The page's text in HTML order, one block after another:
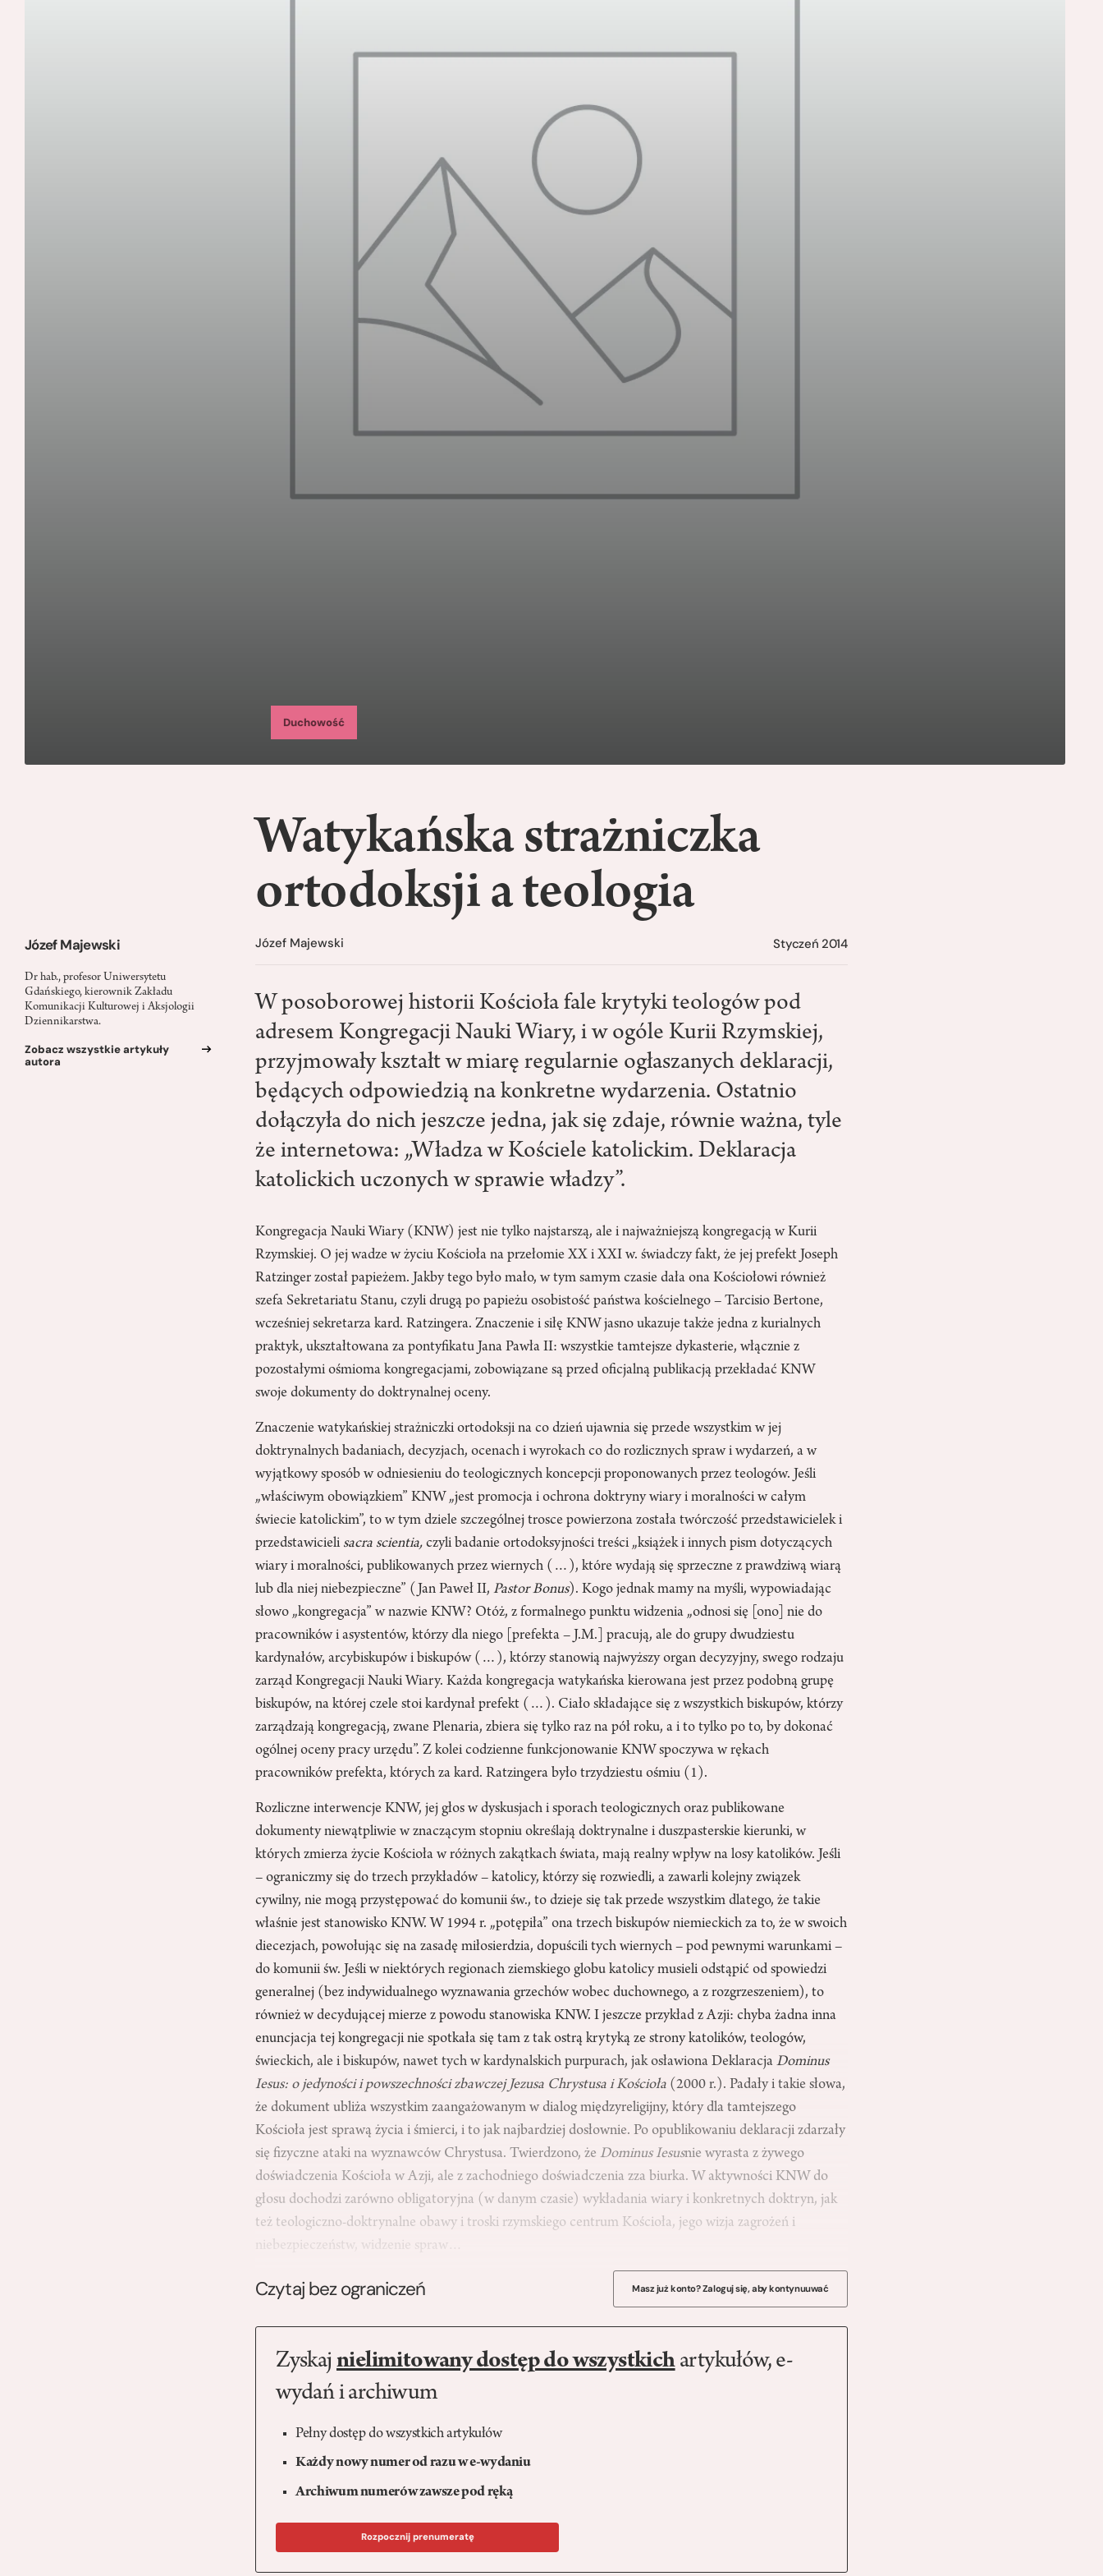
Duchowość
Józef Majewski
Dr hab., profesor Uniwersytetu
Gdańskiego, kierownik Zakładu
Komunikacji Kulturowej i Aksjologii
Dziennikarstwa.
Zobacz wszystkie artykuły
autora
Watykańska strażniczka
ortodoksji a teologia
Józef Majewski Styczeń 2014
W posoborowej historii Kościoła fale krytyki teologów pod
adresem Kongregacji Nauki Wiary, i w ogóle Kurii Rzymskiej,
przyjmowały kształt w miarę regularnie ogłaszanych deklaracji,
będących odpowiedzią na konkretne wydarzenia. Ostatnio
dołączyła do nich jeszcze jedna, jak się zdaje, równie ważna, tyle
że internetowa: „Władza w Kościele katolickim. Deklaracja
katolickich uczonych w sprawie władzy”.
Kongregacja Nauki Wiary (KNW) jest nie tylko najstarszą, ale i najważniejszą kongregacją w Kurii
Rzymskiej. O jej wadze w życiu Kościoła na przełomie XX i XXI w. świadczy fakt, że jej prefekt Joseph
Ratzinger został papieżem. Jakby tego było mało, w tym samym czasie dała ona Kościołowi również
szefa Sekretariatu Stanu, czyli drugą po papieżu osobistość państwa kościelnego – Tarcisio Bertone,
wcześniej sekretarza kard. Ratzingera. Znaczenie i siłę KNW jasno ukazuje także jedna z kurialnych
praktyk, ukształtowana za pontyfikatu Jana Pawła II: wszystkie tamtejsze dykasterie, włącznie z
pozostałymi ośmioma kongregacjami, zobowiązane są przed oficjalną publikacją przekładać KNW
swoje dokumenty do doktrynalnej oceny.
Znaczenie watykańskiej strażniczki ortodoksji na co dzień ujawnia się przede wszystkim w jej
doktrynalnych badaniach, decyzjach, ocenach i wyrokach co do rozlicznych spraw i wydarzeń, a w
wyjątkowy sposób w odniesieniu do teologicznych koncepcji proponowanych przez teologów. Jeśli
„właściwym obowiązkiem” KNW „jest promocja i ochrona doktryny wiary i moralności w całym
świecie katolickim”, to w tym dziele szczególnej trosce powierzona została twórczość przedstawicielek i
przedstawicieli sacra scientia, czyli badanie ortodoksyjności treści „książek i innych pism dotyczących
wiary i moralności, publikowanych przez wiernych (…), które wydają się sprzeczne z prawdziwą wiarą
lub dla niej niebezpieczne” (Jan Paweł II,Pastor Bonus). Kogo jednak mamy na myśli, wypowiadając
słowo „kongregacja” w nazwie KNW? Otóż, z formalnego punktu widzenia „odnosi się [ono] nie do
pracowników i asystentów, którzy dla niego [prefekta – J.M.] pracują, ale do grupy dwudziestu
kardynałów, arcybiskupów i biskupów (…), którzy stanowią najwyższy organ decyzyjny, swego rodzaju
zarząd Kongregacji Nauki Wiary. Każda kongregacja watykańska kierowana jest przez podobną grupę
biskupów, na której czele stoi kardynał prefekt (…). Ciało składające się z wszystkich biskupów, którzy
zarządzają kongregacją, zwane Plenaria, zbiera się tylko raz na pół roku, a i to tylko po to, by dokonać
ogólnej oceny pracy urzędu”. Z kolei codzienne funkcjonowanie KNW spoczywa w rękach
pracowników prefekta, których za kard. Ratzingera było trzydziestu ośmiu (1).
Rozliczne interwencje KNW, jej głos w dyskusjach i sporach teologicznych oraz publikowane
dokumenty niewątpliwie w znaczącym stopniu określają doktrynalne i duszpasterskie kierunki, w
których zmierza życie Kościoła w różnych zakątkach świata, mają realny wpływ na losy katolików. Jeśli
– ograniczmy się do trzech przykładów – katolicy, którzy się rozwiedli, a zawarli kolejny związek
cywilny, nie mogą przystępować do komunii św., to dzieje się tak przede wszystkim dlatego, że takie
właśnie jest stanowisko KNW. W 1994 r. „potępiła” ona trzech biskupów niemieckich za to, że w swoich
diecezjach, powołując się na zasadę miłosierdzia, dopuścili tych wiernych – pod pewnymi warunkami –
do komunii św. Jeśli w niektórych regionach ziemskiego globu katolicy musieli odstąpić od spowiedzi
generalnej (bez indywidualnego wyznawania grzechów wobec duchownego, a z rozgrzeszeniem), to
również w decydującej mierze z powodu stanowiska KNW. I jeszcze przykład z Azji: chyba żadna inna
enuncjacja tej kongregacji nie spotkała się tam z tak ostrą krytyką ze strony katolików, teologów,
świeckich, ale i biskupów, nawet tych w kardynalskich purpurach, jak osławiona DeklaracjaDominus
Iesus: o jedyności i powszechności zbawczej Jezusa Chrystusa i Kościoła (2000 r.). Padały i takie słowa,
że dokument ubliża wszystkim zaangażowanym w dialog międzyreligijny, który dla tamtejszego
Kościoła jest sprawą życia i śmierci, i to jak najbardziej dosłownie. Po opublikowaniu deklaracji zdarzały
się fizyczne ataki na wyznawców Chrystusa. Twierdzono, żeDominus Iesusnie wyrasta z żywego
doświadczenia Kościoła w Azji, ale z zachodniego doświadczenia zza biurka. W aktywności KNW do
głosu dochodzi zarówno obligatoryjna (w danym czasie) wykładania wiary i konkretnych doktryn, jak
też teologiczno-doktrynalne obawy i troski rzymskiego centrum Kościoła, jego wizja zagrożeń i
niebezpieczeństw, widzenie spraw…
Czytaj bez ograniczeń Masz już konto? Zaloguj się, aby kontynuuwać
Zyskaj nielimitowany dostęp do wszystkichartykułów, e-
wydań i archiwum
Pełny dostęp do wszystkich artykułów
Każdy nowy numer od razu w e-wydaniu
Archiwum numerów zawsze pod ręką
Rozpocznij prenumeratę